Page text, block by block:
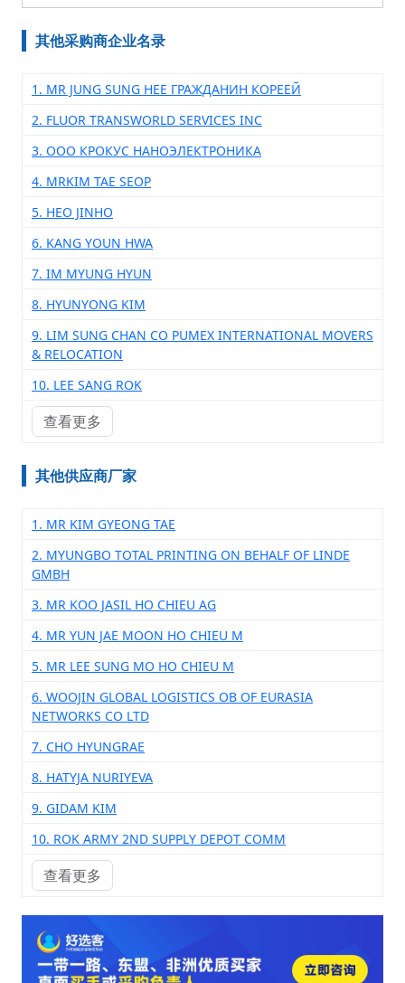
其他采购商企业名录
1. MR JUNG SUNG HEE ГРАЖДАНИН КОРЕЕЙ
2. FLUOR TRANSWORLD SERVICES INC
3. ООО КРОКУС НАНОЭЛЕКТРОНИКА
4. MRKIM TAE SEOP
5. HEO JINHO
6. KANG YOUN HWA
7. IM MYUNG HYUN
8. HYUNYONG KIM
9. LIM SUNG CHAN CO PUMEX INTERNATIONAL MOVERS
& RELOCATION
10. LEE SANG ROK
查看更多
其他供应商厂家
1. MR KIM GYEONG TAE
2. MYUNGBO TOTAL PRINTING ON BEHALF OF LINDE
GMBH
3. MR KOO JASIL HO CHIEU AG
4. MR YUN JAE MOON HO CHIEU M
5. MR LEE SUNG MO HO CHIEU M
6. WOOJIN GLOBAL LOGISTICS OB OF EURASIA
NETWORKS CO LTD
7. CHO HYUNGRAE
8. HATYJA NURIYEVA
9. GIDAM KIM
10. ROK ARMY 2ND SUPPLY DEPOT COMM
查看更多